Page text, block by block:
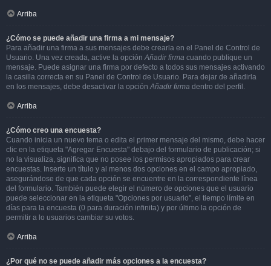
Arriba
¿Cómo se puede añadir una firma a mi mensaje?
Para añadir una firma a sus mensajes debe crearla en el Panel de Control de
Usuario. Una vez creada, active la opciónAñadir firma cuando publique un
mensaje. Puede asignar una firma por defecto a todos sus mensajes activando
la casilla correcta en su Panel de Control de Usuario. Para dejar de añadirla
en los mensajes, debe desactivar la opciónAñadir firma dentro del perfil.
Arriba
¿Cómo creo una encuesta?
Cuando inicia un nuevo tema o edita el primer mensaje del mismo, debe hacer
clic en la etiqueta "Agregar Encuesta" debajo del formulario de publicación; si
no la visualiza, significa que no posee los permisos apropiados para crear
encuestas. Inserte un título y al menos dos opciones en el campo apropiado,
asegurándose de que cada opción se encuentre en la correspondiente línea
del formulario. También puede elegir el número de opciones que el usuario
puede seleccionar en la etiqueta "Opciones por usuario", el tiempo límite en
días para la encuesta (0 para duración infinita) y por último la opción de
permitir a lo usuarios cambiar su votos.
Arriba
¿Por qué no se puede añadir más opciones a la encuesta?